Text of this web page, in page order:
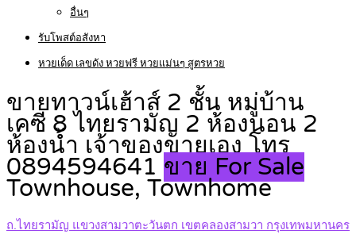
อื่นๆ
รับโพสต์อสังหา
หวยเด็ด เลขดัง หวยฟรี หวยแม่นๆ สูตรหวย
ขายทาวน์เฮ้าส์ 2 ชั้น หมู่บ้าน
เคซี 8 ไทยรามัญ 2 ห้องนอน 2
ห้องน้ำ เจ้าของขายเอง โทร
0894594641 ขาย For Sale
Townhouse, Townhome
ถ.ไทยรามัญ แขวงสามวาตะวันตก เขตคลองสามวา กรุงเทพมหานคร